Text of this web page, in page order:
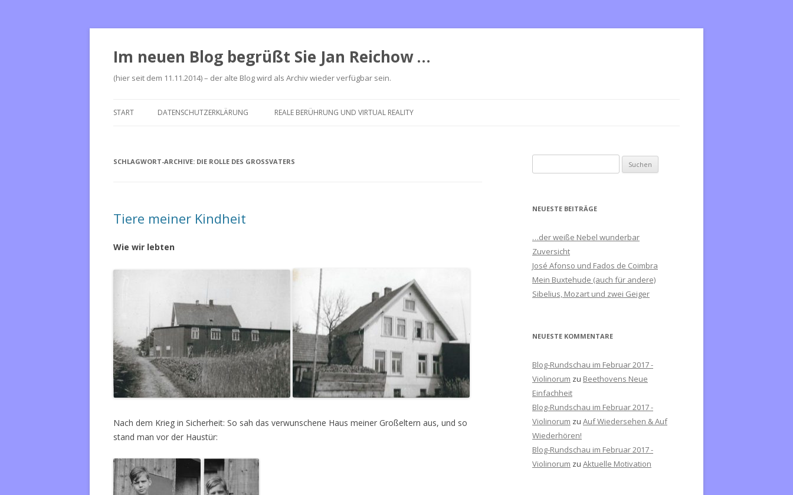
Im neuen Blog begrüßt Sie Jan Reichow …
(hier seit dem 11.11.2014) – der alte Blog wird als Archiv wieder verfügbar sein.
Inhalt
START DATENSCHUTZERKLÄRUNG REALE BERÜHRUNG UND VIRTUAL REALITY
SCHLAGWORT-ARCHIVE: DIE ROLLE DES GROSSVATERS
Tiere meiner Kindheit
Wie wir lebten
Nach dem Krieg in Sicherheit: So sah das verwunschene Haus meiner Großeltern aus, und so
stand man vor der Haustür:
u
h
n
a
c
h
NEUESTE BEITRÄGE
…der weiße Nebel wunderbar
Zuversicht
José Afonso und Fados de Coimbra
Mein Buxtehude (auch für andere)
Sibelius, Mozart und zwei Geiger
NEUESTE KOMMENTARE
Blog-Rundschau im Februar 2017 -
Violinorum zu Beethovens Neue
Einfachheit
Blog-Rundschau im Februar 2017 -
Violinorum zu Auf Wiedersehen & Auf
Wiederhören!
Blog-Rundschau im Februar 2017 -
Violinorum zu Aktuelle Motivation